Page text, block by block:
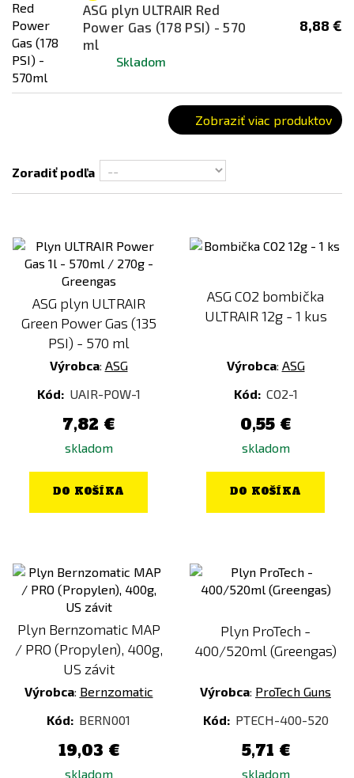
ASG plyn ULTRAIR Red
Power Gas (178 PSI) - 570
ml
Skladom
8,88 €
Zobraziť viac produktov
Zoradiť podľa
ASG plyn ULTRAIR
Green Power Gas (135
PSI) - 570 ml
Výrobca: ASG
Kód: UAIR-POW-1
7,82 €
skladom
DO KOŠÍKA
ASG CO2 bombička
ULTRAIR 12g - 1 kus
Výrobca: ASG
Kód: CO2-1
0,55 €
skladom
DO KOŠÍKA
Plyn Bernzomatic MAP
/ PRO (Propylen), 400g,
US závit
Výrobca: Bernzomatic
Kód: BERN001
19,03 €
skladom
Plyn ProTech -
400/520ml (Greengas)
Výrobca: ProTech Guns
Kód: PTECH-400-520
5,71 €
skladom